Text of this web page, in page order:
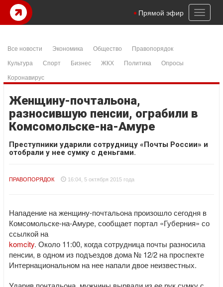
Toggle
Прямой эфир
Все новости Экономика Общество
Правопорядок
Культура
Спорт Бизнес ЖКХ Политика
Опросы
Коронавирус
Женщину-почтальона,
разносившую пенсии, ограбили в
Комсомольске-на-Амуре
Преступники ударили сотрудницу «Почты России» и
отобрали у нее сумку с деньгами.
ПРАВОПОРЯДОК 16:04, 5 октября 2015 года
Нападение на женщину-почтальона произошло сегодня в
Комсомольске-на-Амуре, сообщает портал «Губерния» со
ссылкой на
komcity. Около 11:00, когда сотрудница почты разносила
пенсии, в одном из подъездов дома № 12/2 на проспекте
Интернациональном на нее напали двое неизвестных.